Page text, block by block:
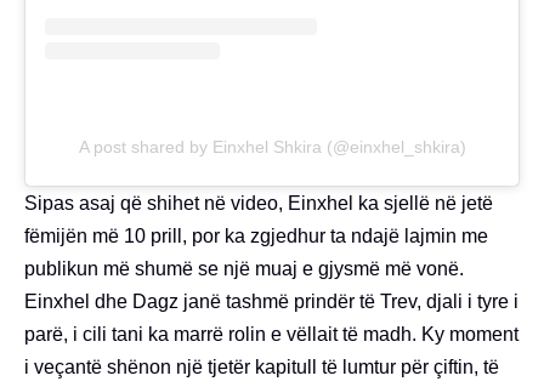
A post shared by Einxhel Shkira (@einxhel_shkira)
Sipas asaj që shihet në video, Einxhel ka sjellë në jetë
fëmijën më 10 prill, por ka zgjedhur ta ndajë lajmin me
publikun më shumë se një muaj e gjysmë më vonë.
Einxhel dhe Dagz janë tashmë prindër të Trev, djali i tyre i
parë, i cili tani ka marrë rolin e vëllait të madh. Ky moment
i veçantë shënon një tjetër kapitull të lumtur për çiftin, të